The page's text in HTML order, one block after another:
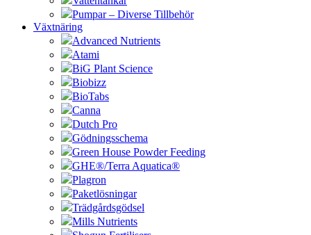
Pumpar – Diverse Tillbehör
Växtnäring
Advanced Nutrients
Atami
BiG Plant Science
Biobizz
BioTabs
Canna
Dutch Pro
Gödningsschema
Green House Powder Feeding
GHE®/Terra Aquatica®
Plagron
Paketlösningar
Trädgårdsgödsel
Mills Nutrients